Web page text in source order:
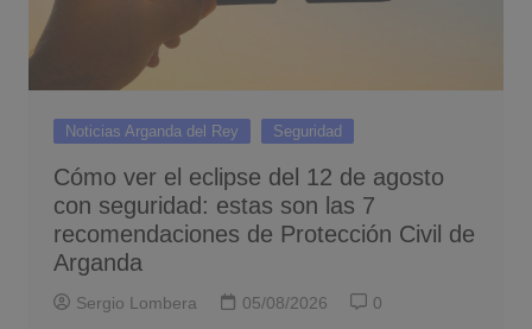
Noticias Arganda del Rey Seguridad
Cómo ver el eclipse del 12 de agosto
con seguridad: estas son las 7
recomendaciones de Protección Civil de
Arganda
Sergio Lombera 05/08/2026 0